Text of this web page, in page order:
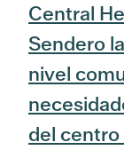
Central
Sendero
nivel
del centro